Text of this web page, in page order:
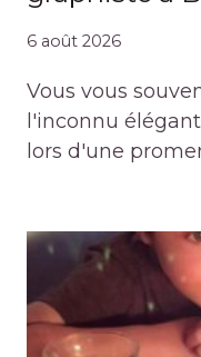
6 août 2026
Vous vous
l'inconnu
lors d'une